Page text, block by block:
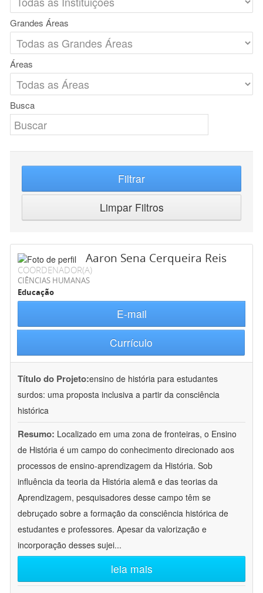
Grandes Áreas
Áreas
Busca
Filtrar
Limpar Filtros
Aaron Sena Cerqueira Reis
COORDENADOR(A)
CIÊNCIAS HUMANAS
Educação
E-mail
Currículo
Título do Projeto:ensino de história para estudantes
surdos: uma proposta inclusiva a partir da consciência
histórica
Resumo: Localizado em uma zona de fronteiras, o Ensino
de História é um campo do conhecimento direcionado aos
processos de ensino-aprendizagem da História. Sob
influência da teoria da História alemã e das teorias da
Aprendizagem, pesquisadores desse campo têm se
debruçado sobre a formação da consciência histórica de
estudantes e professores. Apesar da valorização e
incorporação desses sujei...
leia mais